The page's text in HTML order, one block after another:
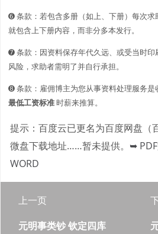
➏ 条款：若包含多册（如上、下册）每次
就包含上下册内容，而非分多本发行。
➐ 条款：因资料保存年代久远、或受当时
风险，求助者需明了并自行承担。
➑ 条款：雇佣博主为您从事资料处理服务
最低工资标准时薪来推算。
提示：百度云已更名为百度网盘（
微盘下载地址……暂未提供。 ➥
WORD
上一页
元明事类钞 钦定四库